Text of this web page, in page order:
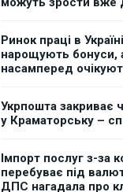
Ринок праці в
нарощують бонуси,
насамперед
Укрпошта закриває
у Краматорську –
Імпорт послуг з-за
перебуває під
ДПС нагадала про